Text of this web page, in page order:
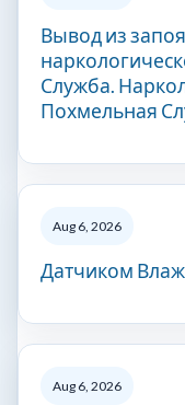
Вывод из
Служба.
Похмельная
Aug 6, 2026
Датчиком
Aug 6, 2026